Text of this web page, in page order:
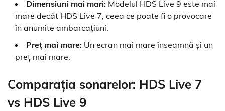
Dimensiuni mai mari: Modelul HDS Live 9 este mai
mare decât HDS Live 7, ceea ce poate fi o provocare
în anumite ambarcațiuni.
Preț mai mare: Un ecran mai mare înseamnă și un
preț mai mare.
Comparația sonarelor: HDS Live 7
vs HDS Live 9